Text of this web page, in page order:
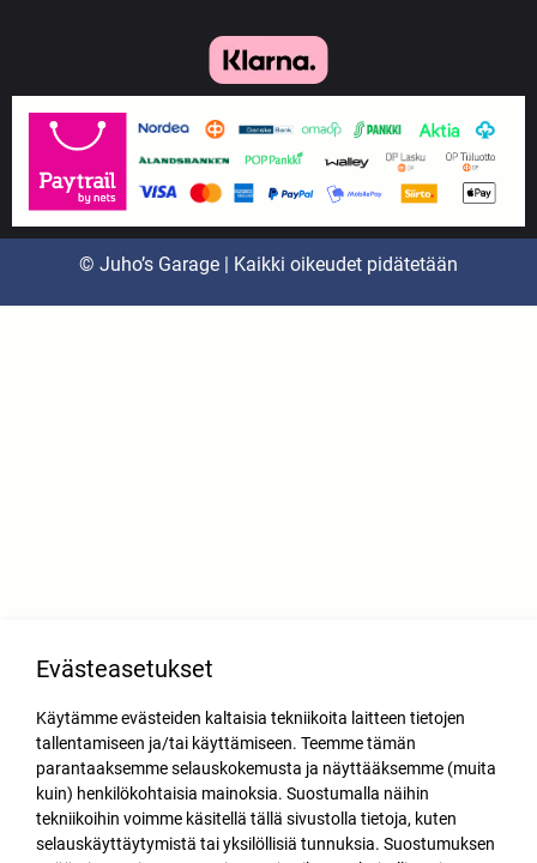
© Juho’s Garage | Kaikki oikeudet pidätetään
Evästeasetukset
Käytämme evästeiden kaltaisia tekniikoita laitteen tietojen
tallentamiseen ja/tai käyttämiseen. Teemme tämän
parantaaksemme selauskokemusta ja näyttääksemme (muita
kuin) henkilökohtaisia mainoksia. Suostumalla näihin
tekniikoihin voimme käsitellä tällä sivustolla tietoja, kuten
selauskäyttäytymistä tai yksilöllisiä tunnuksia. Suostumuksen